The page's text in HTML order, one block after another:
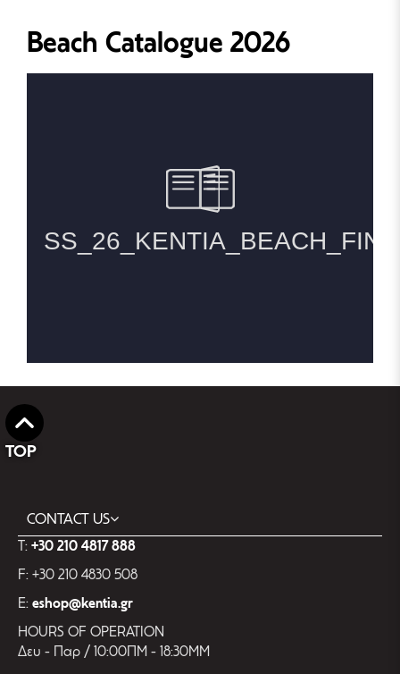
Beach Catalogue 2026
TOP
CONTACT US
T: +30 210 4817 888
F: +30 210 4830 508
E: eshop@kentia.gr
HOURS OF OPERATION
Δευ - Παρ / 10:00ΠΜ - 18:30ΜΜ